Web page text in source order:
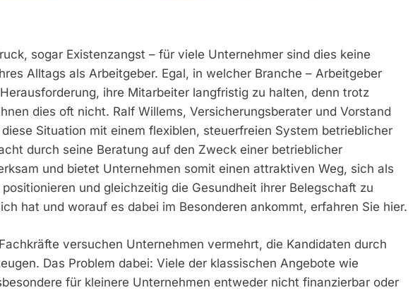
sogar Existenzangst – für viele Unternehmer sind dies keine
Alltags als Arbeitgeber. Egal, in welcher Branche – Arbeitgeber
ihre Mitarbeiter langfristig zu halten, denn trotz
dies oft nicht. Ralf Willems, Versicherungsberater und Vorstand
Situation mit einem flexiblen, steuerfreien System betrieblicher
durch seine Beratung auf den Zweck einer betrieblicher
und bietet Unternehmen somit einen attraktiven Weg, sich als
und gleichzeitig die Gesundheit ihrer Belegschaft zu
hat und worauf es dabei im Besonderen ankommt, erfahren Sie hier.
versuchen Unternehmen vermehrt, die Kandidaten durch
Das Problem dabei: Viele der klassischen Angebote wie
für kleinere Unternehmen entweder nicht finanzierbar oder